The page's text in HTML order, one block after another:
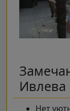
Ивлева
Нет